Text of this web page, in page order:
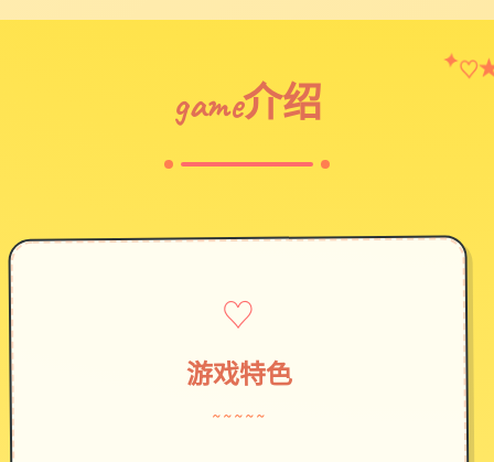
game介绍
✦ ♡
♡
游戏特色
~~~~~